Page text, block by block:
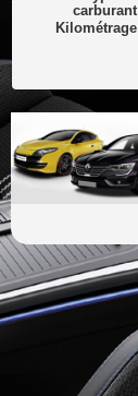
carburant
Kilométrage